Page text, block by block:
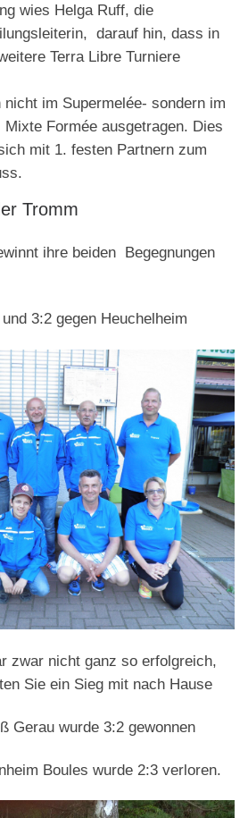
wies Helga Ruff, die
darauf hin, dass in
Terra Libre Turniere
im Supermelée- sondern im
Formée ausgetragen. Dies
mit 1. festen Partnern zum
Tromm
ihre beiden Begegnungen
3:2 gegen Heuchelheim
zwar nicht ganz so erfolgreich,
Sie ein Sieg mit nach Hause
Gerau wurde 3:2 gewonnen
Boules wurde 2:3 verloren.